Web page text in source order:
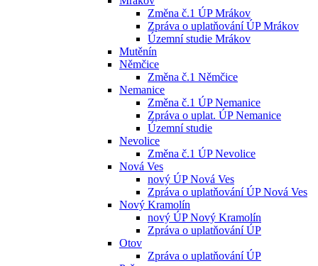
Změna č.1 ÚP Mrákov
Zpráva o uplatňování ÚP Mrákov
Územní studie Mrákov
Mutěnín
Němčice
Změna č.1 Němčice
Nemanice
Změna č.1 ÚP Nemanice
Zpráva o uplat. ÚP Nemanice
Územní studie
Nevolice
Změna č.1 ÚP Nevolice
Nová Ves
nový ÚP Nová Ves
Zpráva o uplatňování ÚP Nová Ves
Nový Kramolín
nový ÚP Nový Kramolín
Zpráva o uplatňování ÚP
Otov
Zpráva o uplatňování ÚP